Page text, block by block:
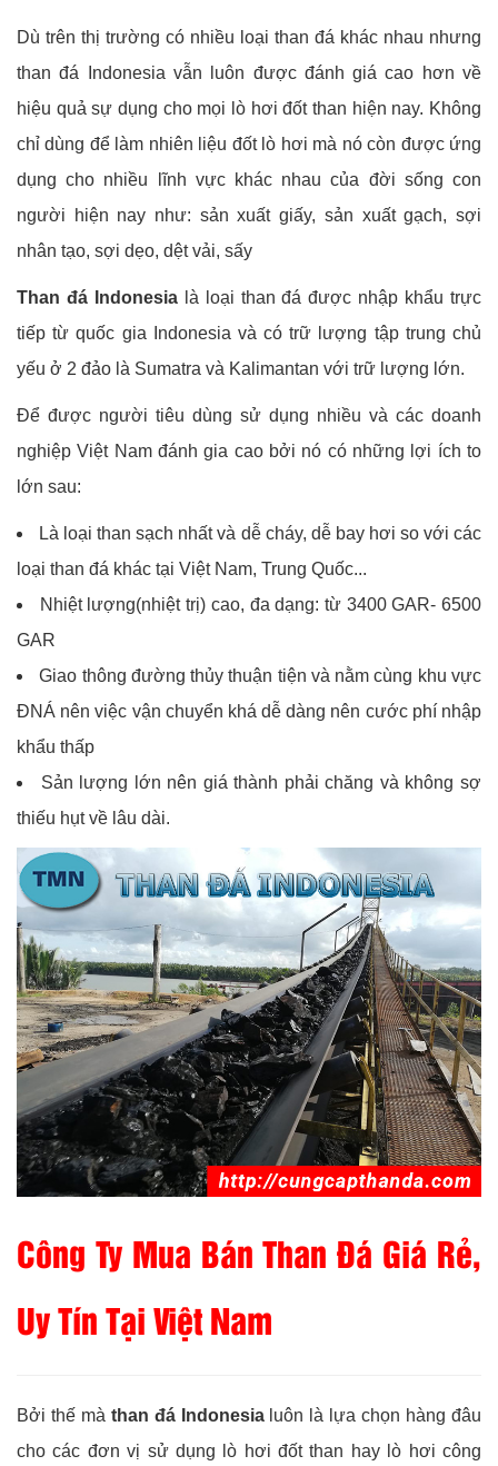
Dù trên thị trường có nhiều loại than đá khác nhau nhưng
than đá Indonesia vẫn luôn được đánh giá cao hơn về
hiệu quả sự dụng cho mọi lò hơi đốt than hiện nay. Không
chỉ dùng để làm nhiên liệu đốt lò hơi mà nó còn được ứng
dụng cho nhiều lĩnh vực khác nhau của đời sống con
người hiện nay như: sản xuất giấy, sản xuất gạch, sợi
nhân tạo, sợi dẹo, dệt vải, sấy
Than đá Indonesialà loại than đá được nhập khẩu trực
tiếp từ quốc gia Indonesia và có trữ lượng tập trung chủ
yếu ở 2 đảo là Sumatra và Kalimantan với trữ lượng lớn.
Để được người tiêu dùng sử dụng nhiều và các doanh
nghiệp Việt Nam đánh gia cao bởi nó có những lợi ích to
lớn sau:
Là loại than sạch nhất và dễ cháy, dễ bay hơi so với các
loại than đá khác tại Việt Nam, Trung Quốc...
Nhiệt lượng(nhiệt trị) cao, đa dạng: từ 3400 GAR- 6500
GAR
Giao thông đường thủy thuận tiện và nằm cùng khu vực
ĐNÁ nên việc vận chuyển khá dễ dàng nên cước phí nhập
khẩu thấp
Sản lượng lớn nên giá thành phải chăng và không sợ
thiếu hụt về lâu dài.
Công Ty Mua Bán Than Đá Giá Rẻ,
Uy Tín Tại Việt Nam
Bởi thế mà than đá Indonesialuôn là lựa chọn hàng đâu
cho các đơn vị sử dụng lò hơi đốt than hay lò hơi công